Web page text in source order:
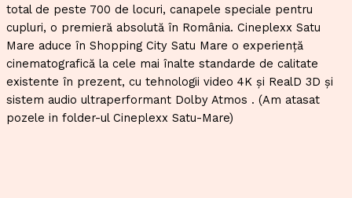
total de peste 700 de locuri, canapele speciale pentru
cupluri, o premieră absolută în România. Cineplexx Satu
Mare aduce în Shopping City Satu Mare o experienţă
cinematografică la cele mai înalte standarde de calitate
existente în prezent, cu tehnologii video 4K şi RealD 3D şi
sistem audio ultraperformant Dolby Atmos . (Am atasat
pozele in folder-ul Cineplexx Satu-Mare)